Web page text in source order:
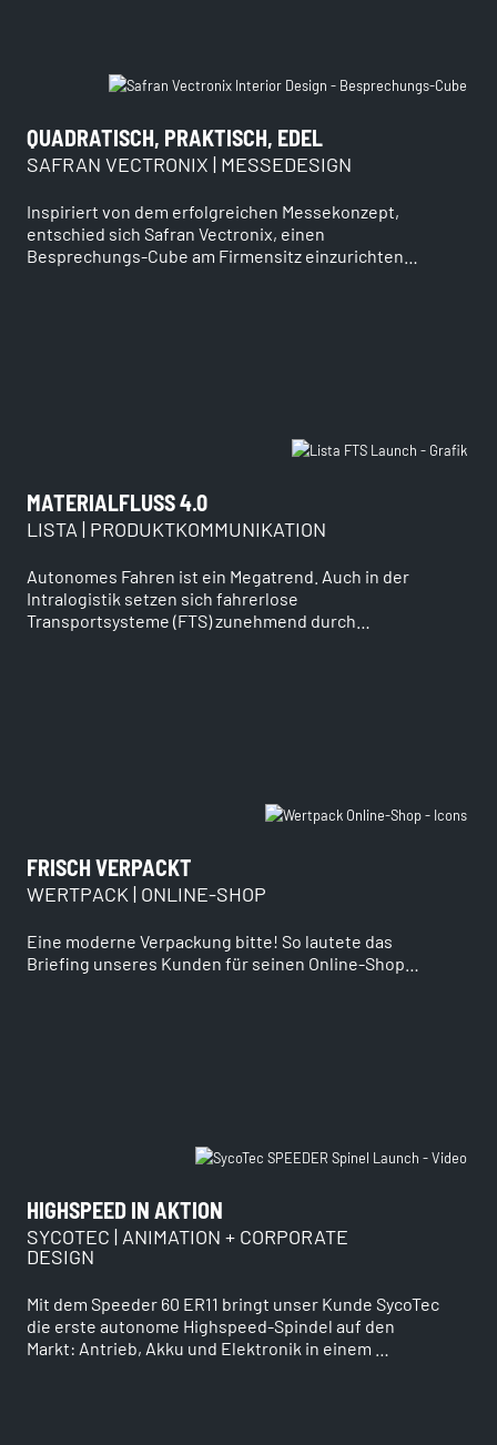
QUADRATISCH, PRAKTISCH, EDEL
SAFRAN VECTRONIX | MESSEDESIGN
Inspiriert von dem erfolgreichen Messekonzept,
entschied sich Safran Vectronix, einen
Besprechungs-Cube am Firmensitz einzurichten…
MATERIALFLUSS 4.0
LISTA | PRODUKTKOMMUNIKATION
Autonomes Fahren ist ein Megatrend. Auch in der
Intralogistik setzen sich fahrerlose
Transportsysteme (FTS) zunehmend durch…
FRISCH VERPACKT
WERTPACK | ONLINE-SHOP
Eine moderne Verpackung bitte! So lautete das
Briefing unseres Kunden für seinen Online-Shop…
HIGHSPEED IN AKTION
SYCOTEC | ANIMATION + CORPORATE
DESIGN
Mit dem Speeder 60 ER11 bringt unser Kunde SycoTec
die erste autonome Highspeed-Spindel auf den
Markt: Antrieb, Akku und Elektronik in einem …